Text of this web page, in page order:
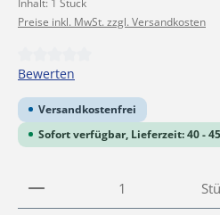
Inhalt: 1 Stück
Preise inkl. MwSt. zzgl. Versandkosten
Durchschnittliche Bewertung von
Bewerten
Versandkostenfrei
Sofort verfügbar, Lieferzeit: 40 -
Produkt Anzahl: Gib den